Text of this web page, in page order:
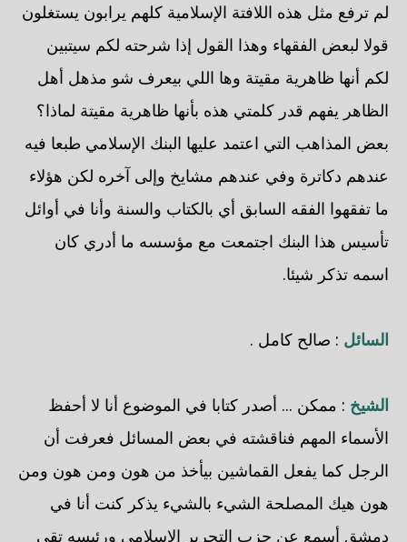
لم ترفع مثل هذه اللافتة الإسلامية كلهم يرابون يستغلون
قولا لبعض الفقهاء وهذا القول إذا شرحته لكم سيتبين
لكم أنها ظاهرية مقيتة وها اللي بيعرف شو مذهل أهل
الظاهر يفهم قدر كلمتي هذه بأنها ظاهرية مقيتة لماذا؟
بعض المذاهب التي اعتمد عليها البنك الإسلامي طبعا فيه
عندهم دكاترة وفي عندهم مشايخ وإلى آخره لكن هؤلاء
ما تفقهوا الفقه السابق أي بالكتاب والسنة وأنا في أوائل
تأسيس هذا البنك اجتمعت مع مؤسسه ما أدري كان
اسمه تذكر شيئا.
السائل : صالح كامل .
الشيخ : ممكن ... أصدر كتابا في الموضوع أنا لا أحفظ
الأسماء المهم فناقشته في بعض المسائل فعرفت أن
الرجل كما يفعل القماشين بيأخذ من هون ومن هون ومن
هون هيك المصلحة الشيء بالشيء يذكر كنت أنا في
دمشق أسمع عن حزب التحرير الإسلامي ورئيسه تقي